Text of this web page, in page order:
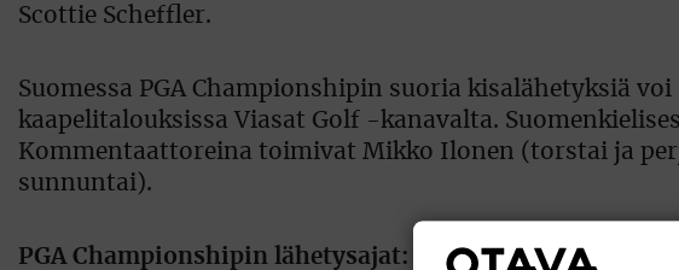
Scottie Scheffler.
Suomessa PGA Championshipin suoria kisalähetyksiä
kaapelitalouksissa Viasat Golf -kanavalta.
Kommentaattoreina toimivat Mikko Ilonen (torstai ja
sunnuntai).
PGA Championshipin lähetysajat: (päättymisajat voivat